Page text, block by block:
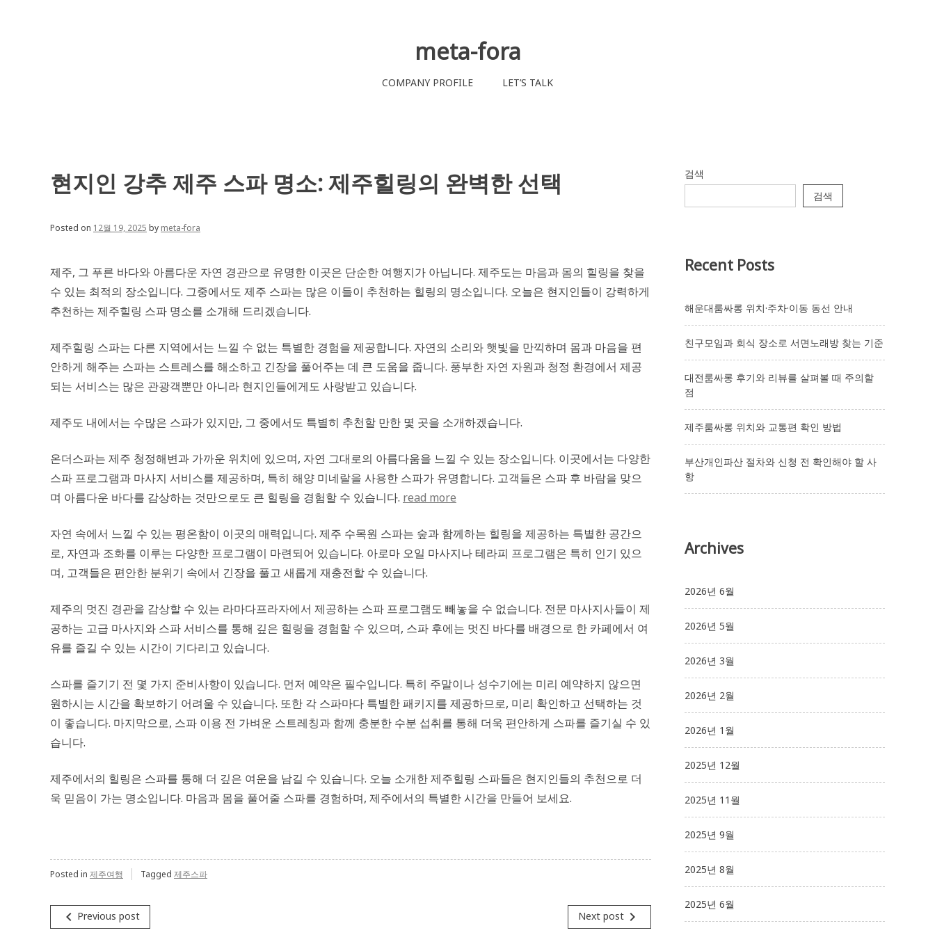
meta-fora
COMPANY PROFILE LET’S TALK
현지인 강추 제주 스파 명소: 제주힐링의 완벽한 선택
Posted on 12월 19, 2025 by meta-fora
제주, 그 푸른 바다와 아름다운 자연 경관으로 유명한 이곳은 단순한 여행지가 아닙니다. 제주도는 마음과 몸의 힐링을 찾을
수 있는 최적의 장소입니다. 그중에서도 제주 스파는 많은 이들이 추천하는 힐링의 명소입니다. 오늘은 현지인들이 강력하게
추천하는 제주힐링 스파 명소를 소개해 드리겠습니다.
제주힐링 스파는 다른 지역에서는 느낄 수 없는 특별한 경험을 제공합니다. 자연의 소리와 햇빛을 만끽하며 몸과 마음을 편
안하게 해주는 스파는 스트레스를 해소하고 긴장을 풀어주는 데 큰 도움을 줍니다. 풍부한 자연 자원과 청정 환경에서 제공
되는 서비스는 많은 관광객뿐만 아니라 현지인들에게도 사랑받고 있습니다.
제주도 내에서는 수많은 스파가 있지만, 그 중에서도 특별히 추천할 만한 몇 곳을 소개하겠습니다.
온더스파는 제주 청정해변과 가까운 위치에 있으며, 자연 그대로의 아름다움을 느낄 수 있는 장소입니다. 이곳에서는 다양한
스파 프로그램과 마사지 서비스를 제공하며, 특히 해양 미네랄을 사용한 스파가 유명합니다. 고객들은 스파 후 바람을 맞으
며 아름다운 바다를 감상하는 것만으로도 큰 힐링을 경험할 수 있습니다. read more
자연 속에서 느낄 수 있는 평온함이 이곳의 매력입니다. 제주 수목원 스파는 숲과 함께하는 힐링을 제공하는 특별한 공간으
로, 자연과 조화를 이루는 다양한 프로그램이 마련되어 있습니다. 아로마 오일 마사지나 테라피 프로그램은 특히 인기 있으
며, 고객들은 편안한 분위기 속에서 긴장을 풀고 새롭게 재충전할 수 있습니다.
제주의 멋진 경관을 감상할 수 있는 라마다프라자에서 제공하는 스파 프로그램도 빼놓을 수 없습니다. 전문 마사지사들이 제
공하는 고급 마사지와 스파 서비스를 통해 깊은 힐링을 경험할 수 있으며, 스파 후에는 멋진 바다를 배경으로 한 카페에서 여
유를 즐길 수 있는 시간이 기다리고 있습니다.
스파를 즐기기 전 몇 가지 준비사항이 있습니다. 먼저 예약은 필수입니다. 특히 주말이나 성수기에는 미리 예약하지 않으면
원하시는 시간을 확보하기 어려울 수 있습니다. 또한 각 스파마다 특별한 패키지를 제공하므로, 미리 확인하고 선택하는 것
이 좋습니다. 마지막으로, 스파 이용 전 가벼운 스트레칭과 함께 충분한 수분 섭취를 통해 더욱 편안하게 스파를 즐기실 수 있
습니다.
제주에서의 힐링은 스파를 통해 더 깊은 여운을 남길 수 있습니다. 오늘 소개한 제주힐링 스파들은 현지인들의 추천으로 더
욱 믿음이 가는 명소입니다. 마음과 몸을 풀어줄 스파를 경험하며, 제주에서의 특별한 시간을 만들어 보세요.
Posted in 제주여행 Tagged 제주스파
글navigate_before Previous post Next post navigate_next
검색
검색
Recent Posts
해운대룸싸롱 위치·주차·이동 동선 안내
친구모임과 회식 장소로 서면노래방 찾는 기준
대전룸싸롱 후기와 리뷰를 살펴볼 때 주의할
점
제주룸싸롱 위치와 교통편 확인 방법
부산개인파산 절차와 신청 전 확인해야 할 사
항
Archives
2026년 6월
2026년 5월
2026년 3월
2026년 2월
2026년 1월
2025년 12월
2025년 11월
2025년 9월
2025년 8월
2025년 6월